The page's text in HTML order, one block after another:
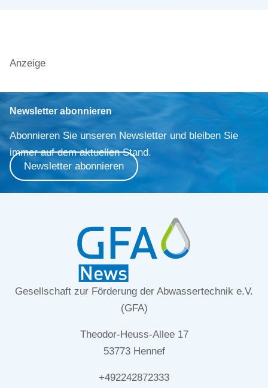
Anzeige
Newsletter abonnieren
Abonnieren Sie unseren Newsletter und bleiben Sie
immer auf dem aktuellen Stand.
Newsletter abonnieren
Gesellschaft zur Förderung der Abwassertechnik e.V.
(GFA)
Theodor-Heuss-Allee 17
53773 Hennef
+492242872333